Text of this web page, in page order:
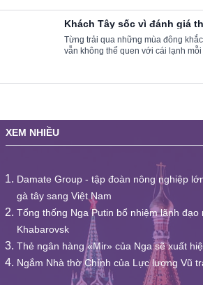
Khách Tây sốc vì đánh giá
Từng trải qua những mùa đông
vẫn không thể quen với cái lạnh
XEM NHIỀU
Damate Group - tập đoàn nông nghiệp
gà tây sang Việt Nam
Tổng thống Nga Putin bổ nhiệm lãnh đạo
Khabarovsk
Thẻ ngân hàng «Mir» của Nga sẽ xuất
Ngắm Nhà thờ Chính của Lực lượng Vũ